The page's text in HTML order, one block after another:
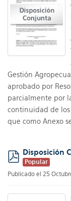
Gestión
aprobado por
parcialmente por
continuidad de
que como Anexo
pdf
Disposición
Popular
Publicado el 25